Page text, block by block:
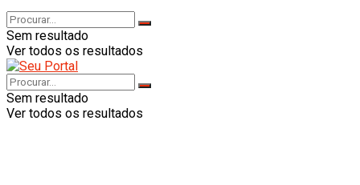
Sem resultado
Ver todos os resultados
Sem resultado
Ver todos os resultados